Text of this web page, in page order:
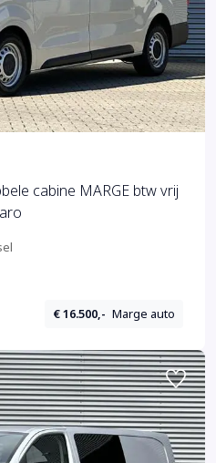
cabine MARGE btw vrij
€ 16.500,- Marge auto